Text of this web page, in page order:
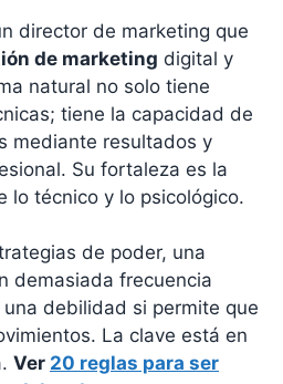
director de marketing que
de marketing digital y
natural no solo tiene
tiene la capacidad de
mediante resultados y
Su fortaleza es la
lo técnico y lo psicológico.
de poder, una
demasiada frecuencia
debilidad si permite que
La clave está en
Ver 20 reglas para ser